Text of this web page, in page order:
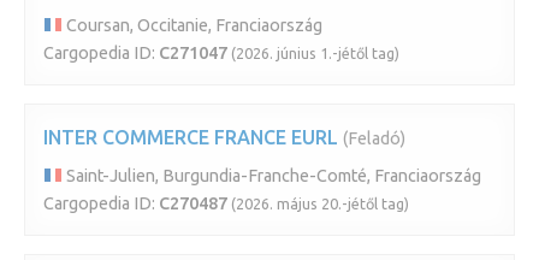
Coursan, Occitanie, Franciaország
Cargopedia ID: C271047 (2026. június 1.-jétől tag)
INTER COMMERCE FRANCE EURL (Feladó)
Saint-Julien, Burgundia-Franche-Comté, Franciaország
Cargopedia ID: C270487 (2026. május 20.-jétől tag)